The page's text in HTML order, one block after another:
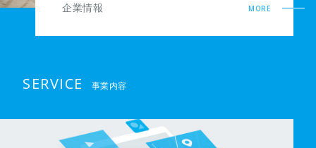
企業情報 MORE
SERVICE 事業内容